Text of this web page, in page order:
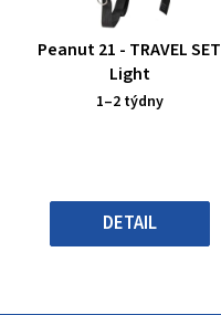
Průměrné
hodnocení
produktu
hvězdiček.
Peanut 21 - TRAVEL SET
Light
1–2 týdny
DETAIL